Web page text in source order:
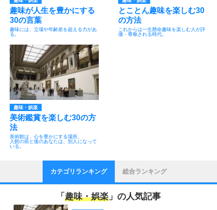
趣味が人生を豊かにする
30の言葉
趣味には、立場や年齢差を超える力があ
る。
とことん趣味を楽しむ30
の方法
これからは一生懸命趣味を楽しむ人が評
価・尊敬される時代。
趣味・娯楽
美術鑑賞を楽しむ30の方
法
美術館は、心を豊かにする場所。
入館の前と後のあなたは、別人になって
いる。
カテゴリランキング 総合ランキング
「 趣味・娯楽 」の人気記事